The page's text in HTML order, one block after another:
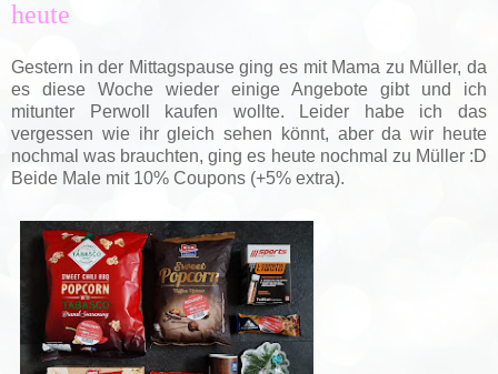
heute
Gestern in der Mittagspause ging es mit Mama zu Müller, da
es diese Woche wieder einige Angebote gibt und ich
mitunter Perwoll kaufen wollte. Leider habe ich das
vergessen wie ihr gleich sehen könnt, aber da wir heute
nochmal was brauchten, ging es heute nochmal zu Müller :D
Beide Male mit 10% Coupons (+5% extra).